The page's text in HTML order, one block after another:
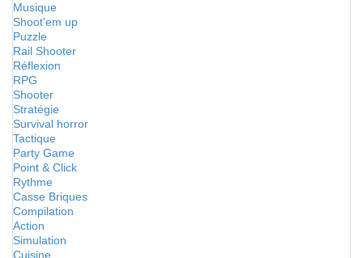
Musique
Shoot'em up
Puzzle
Rail Shooter
Réflexion
RPG
Shooter
Stratégie
Survival horror
Tactique
Party Game
Point & Click
Rythme
Casse Briques
Compilation
Action
Simulation
Cuisine